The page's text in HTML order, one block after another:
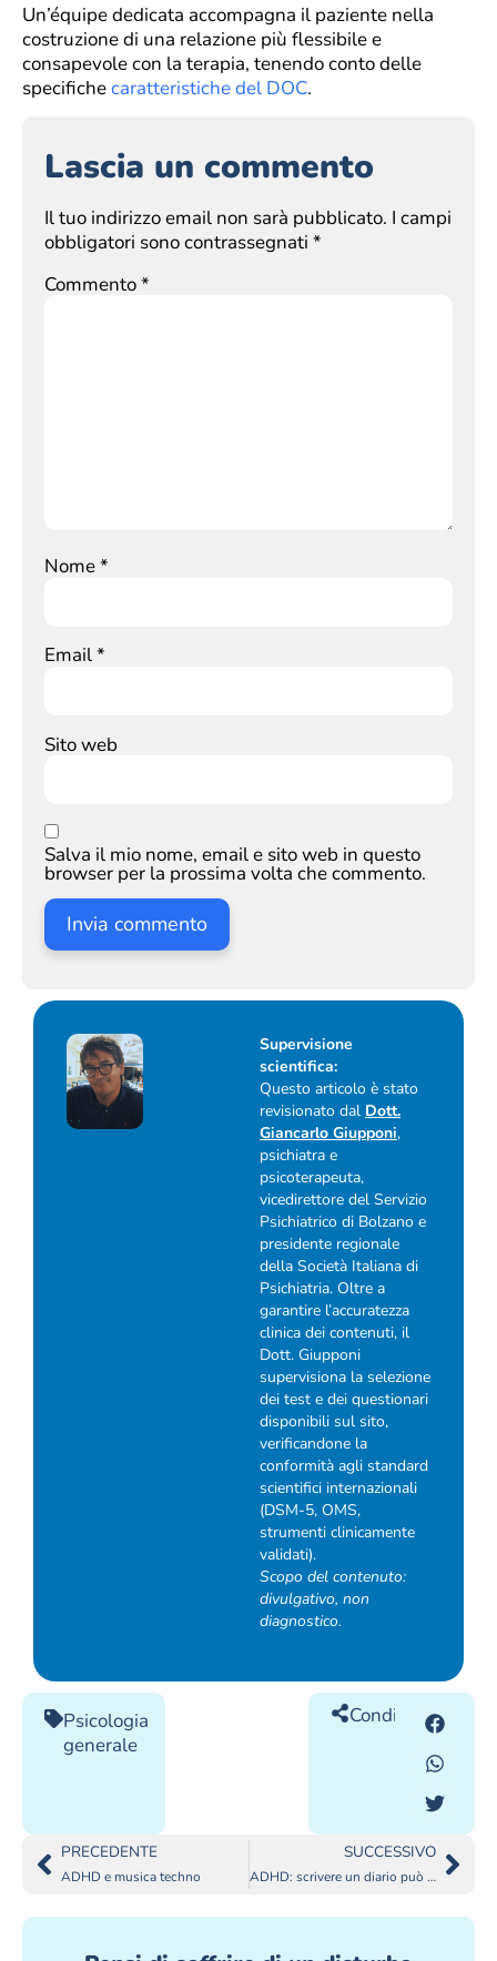
Un’équipe dedicata accompagna il paziente nella
costruzione di una relazione più flessibile e
consapevole con la terapia, tenendo conto delle
specifichecaratteristiche del DOC.
Lascia un commento
Il tuo indirizzo email non sarà pubblicato. I campi
obbligatori sono contrassegnati *
Commento*
Nome*
Email*
Sito web
Salva il mio nome, email e sito web in questo
browser per la prossima volta che commento.
Supervisione
scientifica:
Questo articolo è stato
revisionato dal Dott.
Giancarlo Giupponi,
psichiatra e
psicoterapeuta,
vicedirettore del Servizio
Psichiatrico di Bolzano e
presidente regionale
della Società Italiana di
Psichiatria. Oltre a
garantire l’accuratezza
clinica dei contenuti, il
Dott. Giupponi
supervisiona la selezione
dei test e dei questionari
disponibili sul sito,
verificandone la
conformità agli standard
scientifici internazionali
(DSM-5, OMS,
strumenti clinicamente
validati).
Scopo del contenuto:
divulgativo, non
diagnostico.
Psicologia
generale
Condividilo
PRECEDENTE
ADHD e musica techno
SUCCESSIVO
ADHD: scrivere un diario può aiutare con i sintomi?